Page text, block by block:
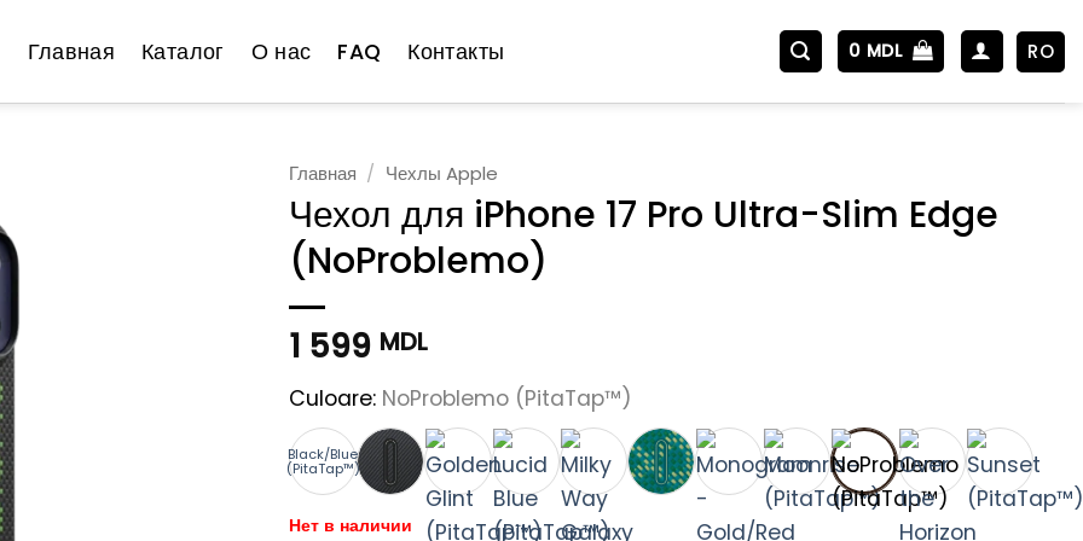
Главная Каталог О нас FAQ Контакты 0 MDL RO
Главная / Чехлы Apple
Чехол для iPhone 17 Pro Ultra-Slim Edge
(NoProblemo)
1 599 MDL
Culoare: NoProblemo (PitaTap™)
Black/Blue
(PitaTap™)
Нет в наличии